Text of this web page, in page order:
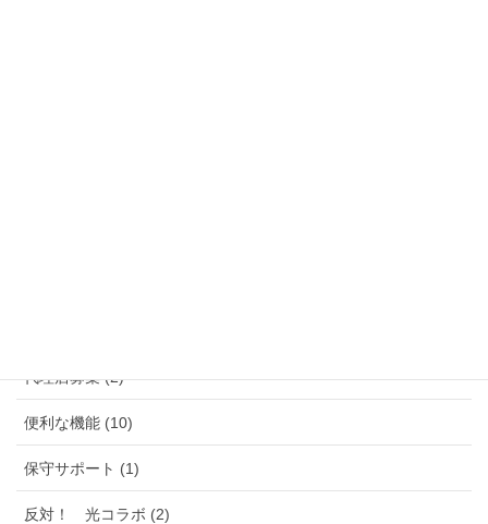
代理店募集 (2)
便利な機能 (10)
保守サポート (1)
反対！ 光コラボ (2)